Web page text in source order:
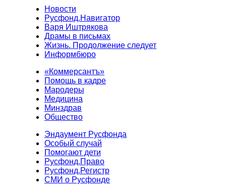
Новости
Русфонд.Навигатор
Варя Иштрякова
Драмы в письмах
Жизнь. Продолжение следует
Информбюро
«Коммерсантъ»
Помощь в кадре
Мародеры
Медицина
Минздрав
Общество
Эндаумент Русфонда
Особый случай
Помогают дети
Русфонд.Право
Русфонд.Регистр
СМИ о Русфонде